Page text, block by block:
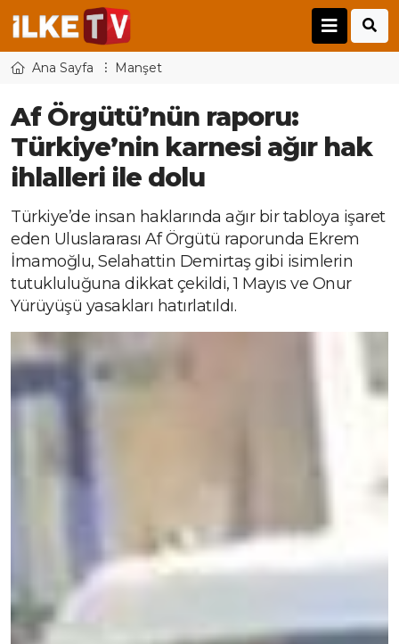
Ana Sayfa Manşet
Af Örgütü’nün raporu:
Türkiye’nin karnesi ağır hak
ihlalleri ile dolu
Türkiye’de insan haklarında ağır bir tabloya işaret
eden Uluslararası Af Örgütü raporunda Ekrem
İmamoğlu, Selahattin Demirtaş gibi isimlerin
tutukluluğuna dikkat çekildi, 1 Mayıs ve Onur
Yürüyüşü yasakları hatırlatıldı.